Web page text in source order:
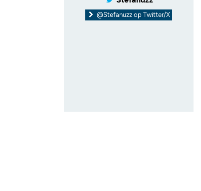
@Stefanuzz op Twitter/X